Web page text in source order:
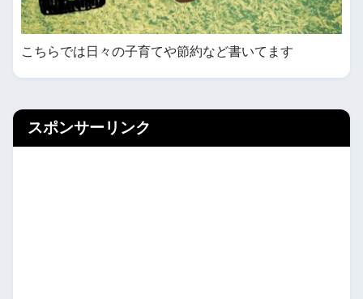
こちらでは日々の子育てや節約など書いてます
スポンサーリンク